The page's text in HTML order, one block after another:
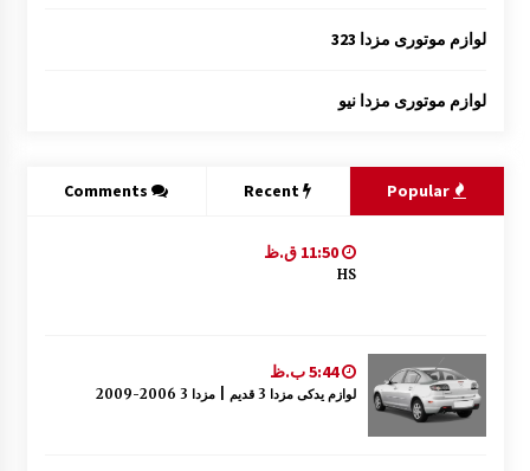
لوازم موتوری مزدا 323
لوازم موتوری مزدا نیو
Recent
Comments
11:50 ق.ظ
HS
5:44 ب.ظ
لوازم یدکی مزدا 3 قدیم | مزدا 3 2006-2009